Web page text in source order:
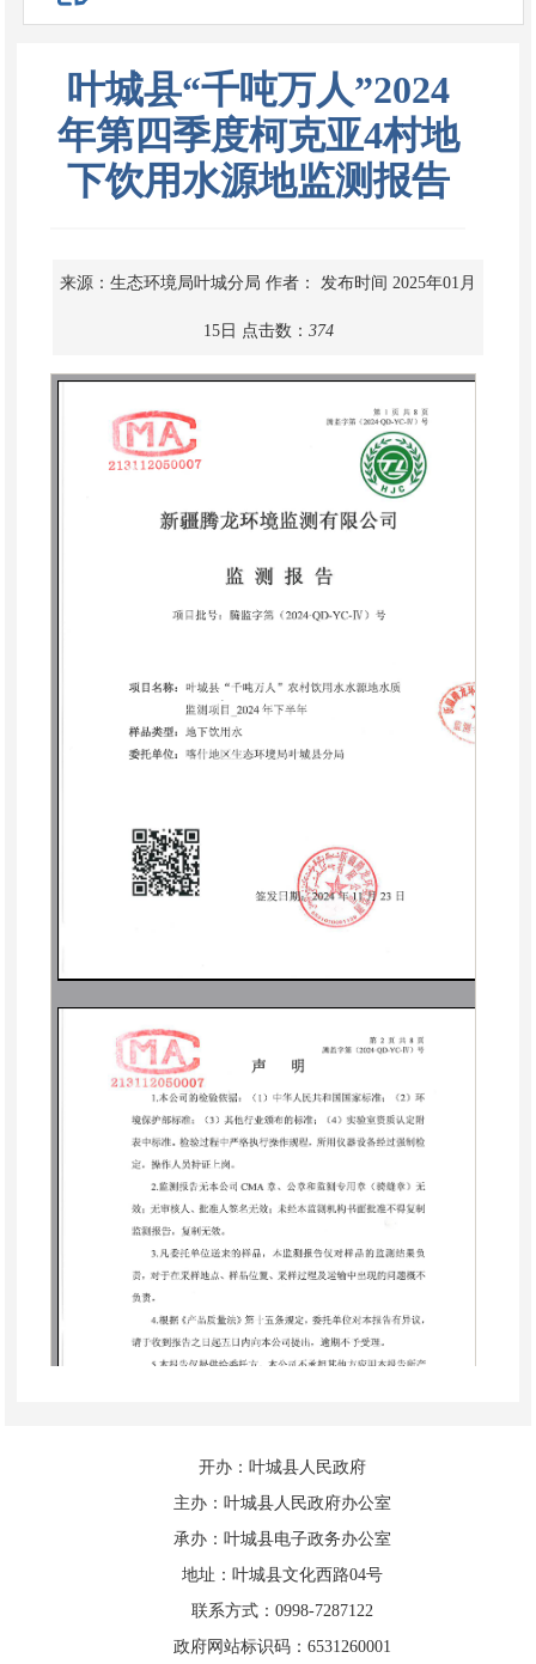
叶城县“千吨万人”2024
年第四季度柯克亚4村地
下饮用水源地监测报告
来源：生态环境局叶城分局 作者： 发布时间 2025年01月
15日 点击数： 374
开办：叶城县人民政府
主办：叶城县人民政府办公室
承办：叶城县电子政务办公室
地址：叶城县文化西路04号
联系方式：0998-7287122
政府网站标识码：6531260001